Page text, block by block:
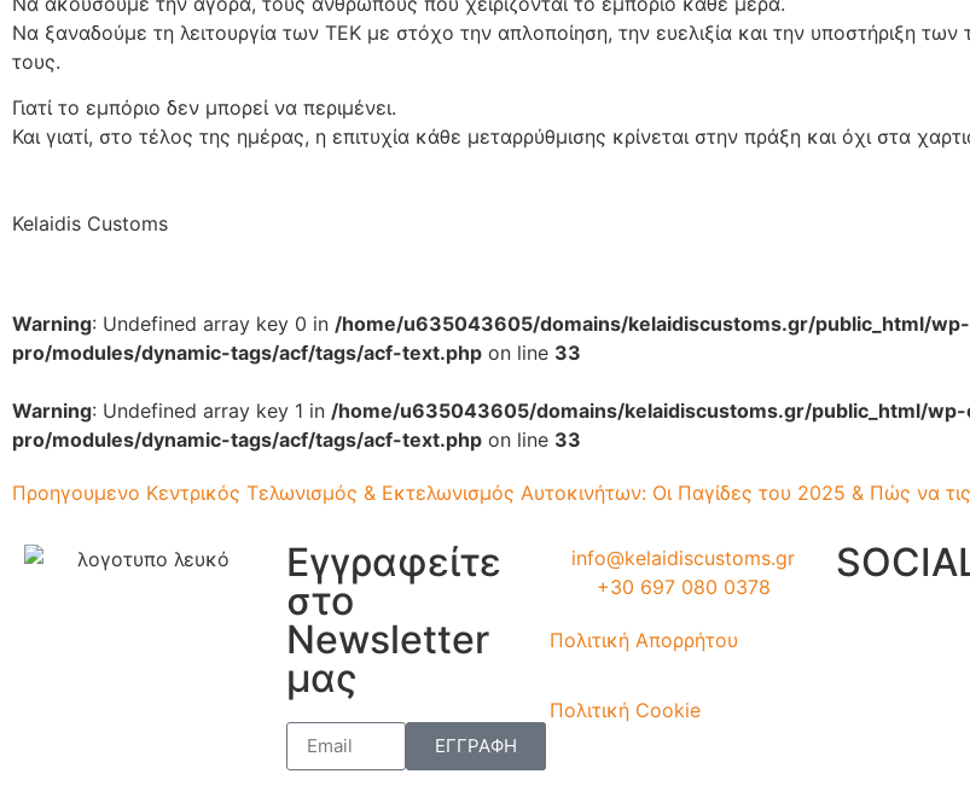
Να ξαναδούμε τη λειτουργία των ΤΕΚ με στόχο την απλοποίηση, την ευελιξία και την υποστήριξη
τους.
Γιατί το εμπόριο δεν μπορεί να περιμένει.
Και γιατί, στο τέλος της ημέρας, η επιτυχία κάθε μεταρρύθμισης κρίνεται στην πράξη και όχι στα
Kelaidis Customs
Warning: Undefined array key 0 in /home/u635043605/domains/kelaidiscustoms.gr/public_html/
pro/modules/dynamic-tags/acf/tags/acf-text.php on line 33
Warning: Undefined array key 1 in /home/u635043605/domains/kelaidiscustoms.gr/public_html/
pro/modules/dynamic-tags/acf/tags/acf-text.php on line 33
Προηγουμενο Κεντρικός Τελωνισμός & Εκτελωνισμός Αυτοκινήτων: Οι Παγίδες του 2025 & Πώς να
Εγγραφείτε
στο
Newsletter
μας
ΕΓΓΡΑΦΗ
info@kelaidiscustoms.gr
+30 697 080 0378
Πολιτική Απορρήτου
Πολιτική Cookie